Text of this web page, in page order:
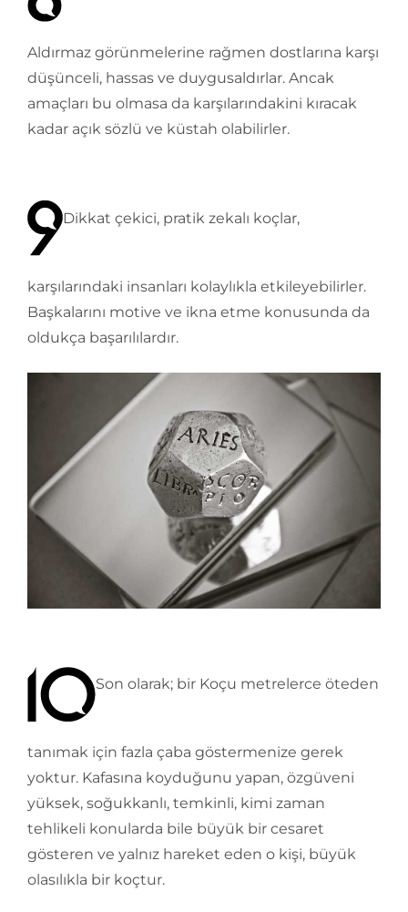
Aldırmaz görünmelerine rağmen dostlarına karşı
düşünceli, hassas ve duygusaldırlar. Ancak
amaçları bu olmasa da karşılarındakini kıracak
kadar açık sözlü ve küstah olabilirler.
Dikkat çekici, pratik zekalı koçlar,
karşılarındaki insanları kolaylıkla etkileyebilirler.
Başkalarını motive ve ikna etme konusunda da
oldukça başarılılardır.
Son olarak; bir Koçu metrelerce öteden
tanımak için fazla çaba göstermenize gerek
yoktur. Kafasına koyduğunu yapan, özgüveni
yüksek, soğukkanlı, temkinli, kimi zaman
tehlikeli konularda bile büyük bir cesaret
gösteren ve yalnız hareket eden o kişi, büyük
olasılıkla bir koçtur.